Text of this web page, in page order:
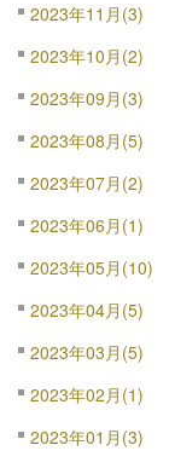
2023年11月(3)
2023年10月(2)
2023年09月(3)
2023年08月(5)
2023年07月(2)
2023年06月(1)
2023年05月(10)
2023年04月(5)
2023年03月(5)
2023年02月(1)
2023年01月(3)